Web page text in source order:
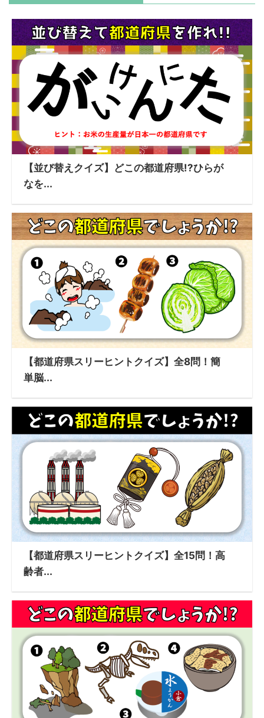
【並び替えクイズ】どこの都道府県!?ひらが
なを...
【都道府県スリーヒントクイズ】全8問！簡
単脳...
【都道府県スリーヒントクイズ】全15問！高
齢者...